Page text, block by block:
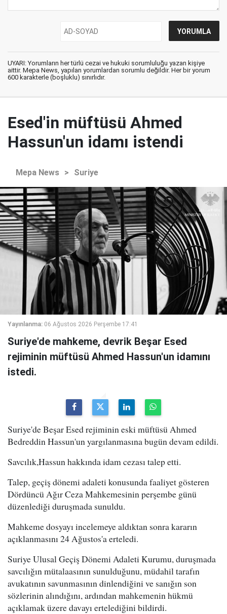
UYARI: Yorumların her türlü cezai ve hukuki sorumluluğu yazan kişiye
aittir. Mepa News, yapılan yorumlardan sorumlu değildir. Her bir yorum
600 karakterle (boşluklu) sınırlıdır.
Esed'in müftüsü Ahmed
Hassun'un idamı istendi
Mepa News > Suriye
Yayınlanma: 06 Ağustos 2026 Perşembe 17:41
Suriye'de mahkeme, devrik Beşar Esed
rejiminin müftüsü Ahmed Hassun'un idamını
istedi.
Suriye'de Beşar Esed rejiminin eski müftüsü Ahmed
Bedreddin Hassun'un yargılanmasına bugün devam edildi.
Savcılık,Hassun hakkında idam cezası talep etti.
Talep, geçiş dönemi adaleti konusunda faaliyet gösteren
Dördüncü Ağır Ceza Mahkemesinin perşembe günü
düzenlediği duruşmada sunuldu.
Mahkeme dosyayı incelemeye aldıktan sonra kararın
açıklanmasını 24 Ağustos'a erteledi.
Suriye Ulusal Geçiş Dönemi Adaleti Kurumu, duruşmada
savcılığın mütalaasının sunulduğunu, müdahil tarafın
avukatının savunmasının dinlendiğini ve sanığın son
sözlerinin alındığını, ardından mahkemenin hükmü
açıklamak üzere davayı ertelediğini bildirdi.